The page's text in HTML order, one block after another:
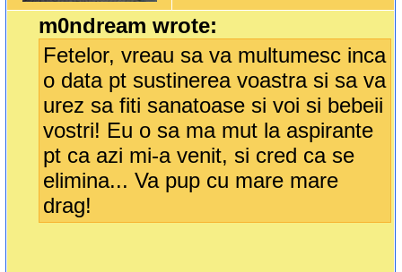
m0ndream wrote:
Fetelor, vreau sa va multumesc inca
o data pt sustinerea voastra si sa va
urez sa fiti sanatoase si voi si bebeii
vostri! Eu o sa ma mut la aspirante
pt ca azi mi-a venit, si cred ca se
elimina... Va pup cu mare mare
drag!